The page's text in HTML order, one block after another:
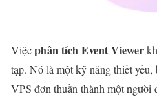
Việcphân tích Event Viewer
tạp. Nó là một kỹ năng thiết
VPS đơn thuần thành một người